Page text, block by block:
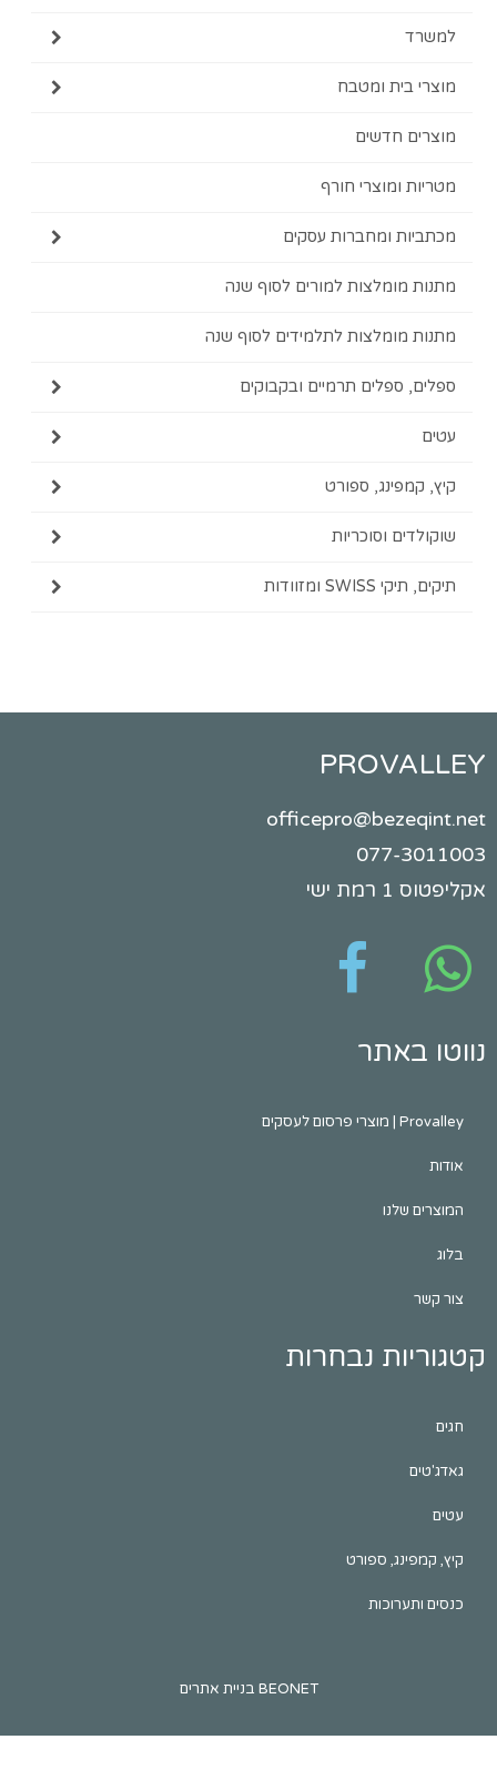
בית ומטבח
חדשים
ומוצרי חורף
ומחברות עסקים
מומלצות למורים לסוף שנה
מומלצות לתלמידים לסוף שנה
ספלים תרמיים ובקבוקים
ספורט
וסוכריות
077-
נבחרות
ספורט